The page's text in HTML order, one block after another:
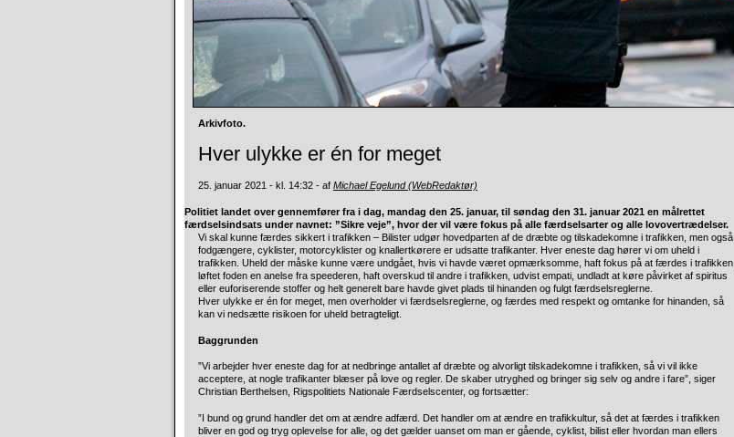
Arkivfoto.
Hver ulykke er én for meget
25. januar 2021 - kl. 14:32 - af Michael Egelund (WebRedaktør)
Politiet landet over gennemfører fra i dag, mandag den 25. januar, til søndag den 31. januar 2021 en målrettet
færdselsindsats under navnet: ”Sikre veje”, hvor der vil være fokus på alle færdselsarter og alle lovovertrædelser.
Vi skal kunne færdes sikkert i trafikken – Bilister udgør hovedparten af de dræbte og tilskadekomne i trafikken, men også
fodgængere, cyklister, motorcyklister og knallertkørere er udsatte trafikanter. Hver eneste dag hører vi om uheld i
trafikken. Uheld der måske kunne være undgået, hvis vi havde været opmærksomme, haft fokus på at færdes i trafikken,
løftet foden en anelse fra speederen, haft overskud til andre i trafikken, udvist empati, undladt at køre påvirket af spiritus
eller euforiserende stoffer og helt generelt bare havde givet plads til hinanden og fulgt færdselsreglerne.
Hver ulykke er én for meget, men overholder vi færdselsreglerne, og færdes med respekt og omtanke for hinanden, så
kan vi nedsætte risikoen for uheld betragteligt.
Baggrunden
”Vi arbejder hver eneste dag for at nedbringe antallet af dræbte og alvorligt tilskadekomne i trafikken, så vi vil ikke
acceptere, at nogle trafikanter blæser på love og regler. De skaber utryghed og bringer sig selv og andre i fare”, siger
Christian Berthelsen, Rigspolitiets Nationale Færdselscenter, og fortsætter:
”I bund og grund handler det om at ændre adfærd. Det handler om at ændre en trafikkultur, så det at færdes i trafikken
bliver en god og tryg oplevelse for alle, og det gælder uanset om man er gående, cyklist, bilist eller hvordan man ellers